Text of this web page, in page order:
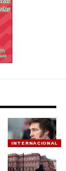
INTERNACIONAL